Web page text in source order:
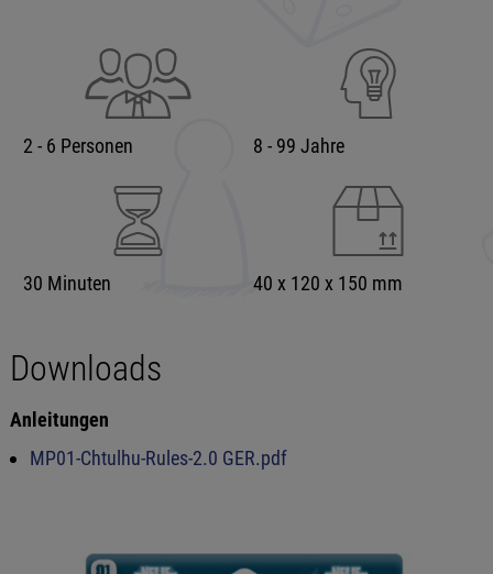
2 - 6 Personen 8 - 99 Jahre
30 Minuten 40 x 120 x 150 mm
Downloads
Anleitungen
MP01-Chtulhu-Rules-2.0 GER.pdf